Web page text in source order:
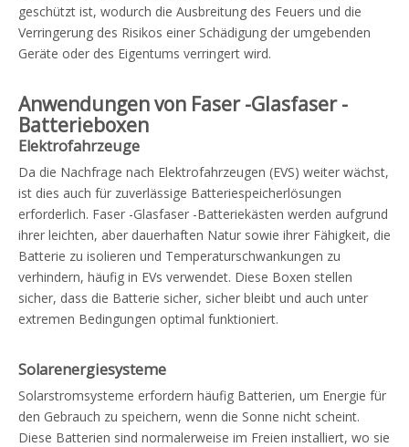
geschützt ist, wodurch die Ausbreitung des Feuers und die
Verringerung des Risikos einer Schädigung der umgebenden
Geräte oder des Eigentums verringert wird.
Anwendungen von Faser -Glasfaser -
Batterieboxen
Elektrofahrzeuge
Da die Nachfrage nach Elektrofahrzeugen (EVS) weiter wächst,
ist dies auch für zuverlässige Batteriespeicherlösungen
erforderlich. Faser -Glasfaser -Batteriekästen werden aufgrund
ihrer leichten, aber dauerhaften Natur sowie ihrer Fähigkeit, die
Batterie zu isolieren und Temperaturschwankungen zu
verhindern, häufig in EVs verwendet. Diese Boxen stellen
sicher, dass die Batterie sicher, sicher bleibt und auch unter
extremen Bedingungen optimal funktioniert.
Solarenergiesysteme
Solarstromsysteme erfordern häufig Batterien, um Energie für
den Gebrauch zu speichern, wenn die Sonne nicht scheint.
Diese Batterien sind normalerweise im Freien installiert, wo sie